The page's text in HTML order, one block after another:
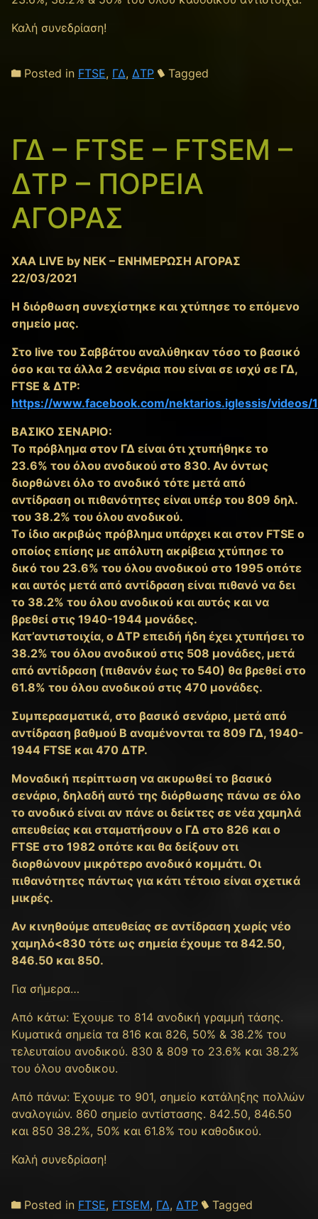
Καλή συνεδρίαση!
Posted in FTSE, ΓΔ, ΔΤΡ Tagged
ΓΔ – FTSE – FTSEM –
ΔΤΡ – ΠΟΡΕΙΑ
ΑΓΟΡΑΣ
XAA LIVE by NEK – ΕΝΗΜΕΡΩΣΗ ΑΓΟΡΑΣ
22/03/2021
Η διόρθωση συνεχίστηκε και χτύπησε το επόμενο
σημείο μας.
Στο live του Σαββάτου αναλύθηκαν τόσο το βασικό
όσο και τα άλλα 2 σενάρια που είναι σε ισχύ σε ΓΔ,
FTSE & ΔΤΡ:
https://www.facebook.com/nektarios.iglessis/videos/
ΒΑΣΙΚΟ ΣΕΝΑΡΙΟ:
Το πρόβλημα στον ΓΔ είναι ότι χτυπήθηκε το
23.6% του όλου ανοδικού στο 830. Αν όντως
διορθώνει όλο το ανοδικό τότε μετά από
αντίδραση οι πιθανότητες είναι υπέρ του 809 δηλ.
του 38.2% του όλου ανοδικού.
Το ίδιο ακριβώς πρόβλημα υπάρχει και στον FTSE ο
οποίος επίσης με απόλυτη ακρίβεια χτύπησε το
δικό του 23.6% του όλου ανοδικού στο 1995 οπότε
και αυτός μετά από αντίδραση είναι πιθανό να δει
το 38.2% του όλου ανοδικού και αυτός και να
βρεθεί στις 1940-1944 μονάδες.
Κατ’αντιστοιχία, ο ΔΤΡ επειδή ήδη έχει χτυπήσει το
38.2% του όλου ανοδικού στις 508 μονάδες, μετά
από αντίδραση (πιθανόν έως το 540) θα βρεθεί στο
61.8% του όλου ανοδικού στις 470 μονάδες.
Συμπερασματικά, στο βασικό σενάριο, μετά από
αντίδραση βαθμού Β αναμένονται τα 809 ΓΔ, 1940-
1944 FTSE και 470 ΔΤΡ.
Μοναδική περίπτωση να ακυρωθεί το βασικό
σενάριο, δηλαδή αυτό της διόρθωσης πάνω σε όλο
το ανοδικό είναι αν πάνε οι δείκτες σε νέα χαμηλά
απευθείας και σταματήσουν ο ΓΔ στο 826 και ο
FTSE στο 1982 οπότε και θα δείξουν οτι
διορθώνουν μικρότερο ανοδικό κομμάτι. Οι
πιθανότητες πάντως για κάτι τέτοιο είναι σχετικά
μικρές.
Αν κινηθούμε απευθείας σε αντίδραση χωρίς νέο
χαμηλό<830 τότε ως σημεία έχουμε τα 842.50,
846.50 και 850.
Για σήμερα…
Από κάτω: Έχουμε τo 814 ανοδική γραμμή τάσης.
Κυματικά σημεία τα 816 και 826, 50% & 38.2% του
τελευταίου ανοδικού. 830 & 809 το 23.6% και 38.2%
του όλου ανοδικου.
Από πάνω: Έχουμε το 901, σημείο κατάληξης πολλών
αναλογιών. 860 σημείο αντίστασης. 842.50, 846.50
και 850 38.2%, 50% και 61.8% του καθοδικού.
Καλή συνεδρίαση!
Posted in FTSE, FTSEM, ΓΔ, ΔΤΡ Tagged